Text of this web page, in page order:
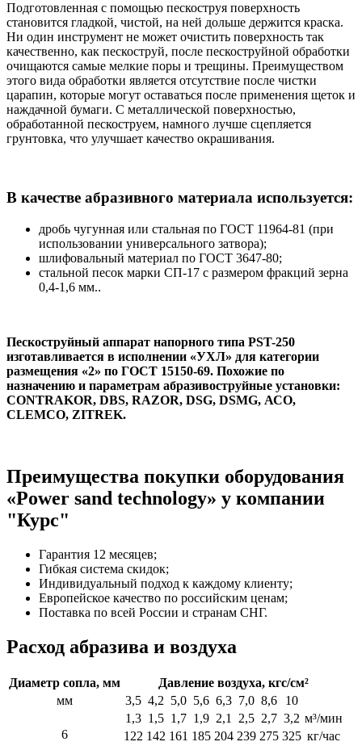
Подготовленная с помощью пескоструя поверхность
становится гладкой, чистой, на ней дольше держится краска.
Ни один инструмент не может очистить поверхность так
качественно, как пескоструй, после пескоструйной обработки
очищаются самые мелкие поры и трещины. Преимуществом
этого вида обработки является отсутствие после чистки
царапин, которые могут оставаться после применения щеток и
наждачной бумаги. С металлической поверхностью,
обработанной пескоструем, намного лучше сцепляется
грунтовка, что улучшает качество окрашивания.
В качестве абразивного материала используется:
дробь чугунная или стальная по ГОСТ 11964-81 (при
использовании универсального затвора);
шлифовальный материал по ГОСТ 3647-80;
стальной песок марки СП-17 с размером фракций зерна
0,4-1,6 мм..
Пескоструйный аппарат напорного типа PST-250
изготавливается в исполнении «УХЛ» для категории
размещения «2» по ГОСТ 15150-69. Похожие по
назначению и параметрам абразивоструйные установки:
CONTRAKOR, DBS, RAZOR, DSG, DSMG, АСО,
CLEMCO, ZITREK.
Преимущества покупки оборудования
«Power sand technology» у компании
"Курс"
Гарантия 12 месяцев;
Гибкая система скидок;
Индивидуальный подход к каждому клиенту;
Европейское качество по российским ценам;
Поставка по всей России и странам СНГ.
Расход абразива и воздуха
Диаметр сопла, мм
Давление воздуха, кгс/см²
мм
3,5 4,2 5,0 5,6 6,3 7,0 8,6 10
6
1,3 1,5 1,7 1,9 2,1 2,5 2,7 3,2 м³/мин
122 142 161 185 204 239 275 325 кг/час